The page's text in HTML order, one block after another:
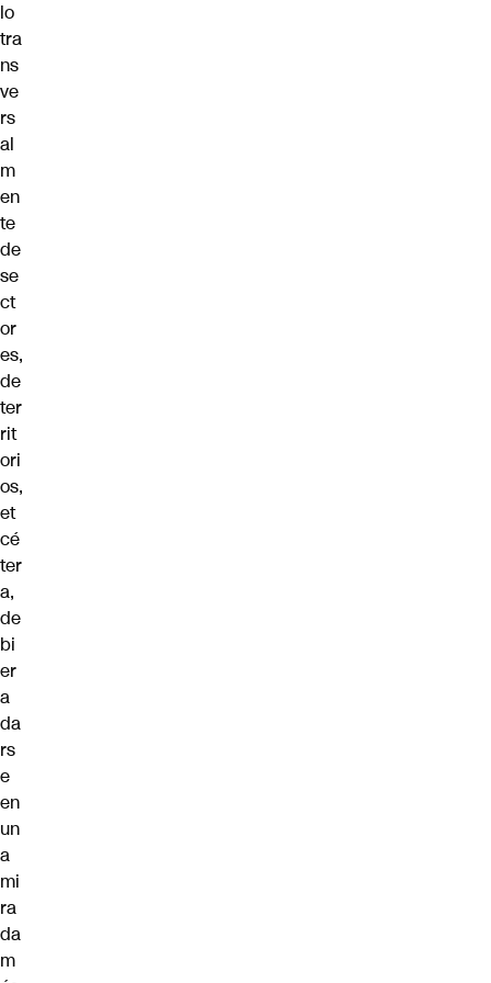
lo
tra
ns
ve
rs
al
m
en
te
de
se
ct
or
es,
de
ter
rit
ori
os,
et
cé
ter
a,
de
bi
er
a
da
rs
e
en
un
a
mi
ra
da
m